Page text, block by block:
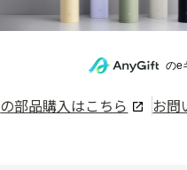
のe
の部品購入はこちら お問